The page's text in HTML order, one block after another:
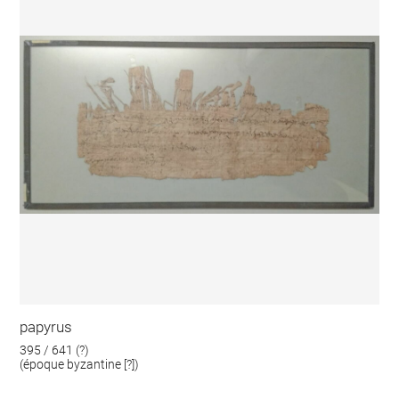
papyrus
395 / 641 (?)
(époque byzantine [?])